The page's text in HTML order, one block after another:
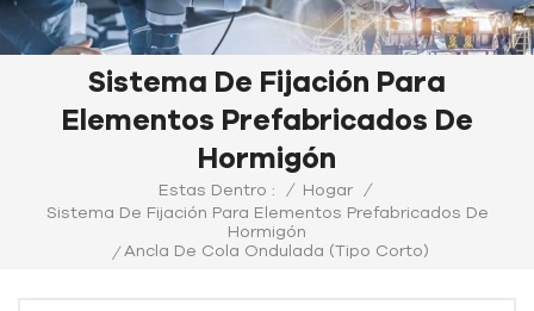
Sistema De Fijación Para
Elementos Prefabricados De
Hormigón
Estas Dentro : / Hogar /
Sistema De Fijación Para Elementos Prefabricados De
Hormigón
/ Ancla De Cola Ondulada (tipo Corto)